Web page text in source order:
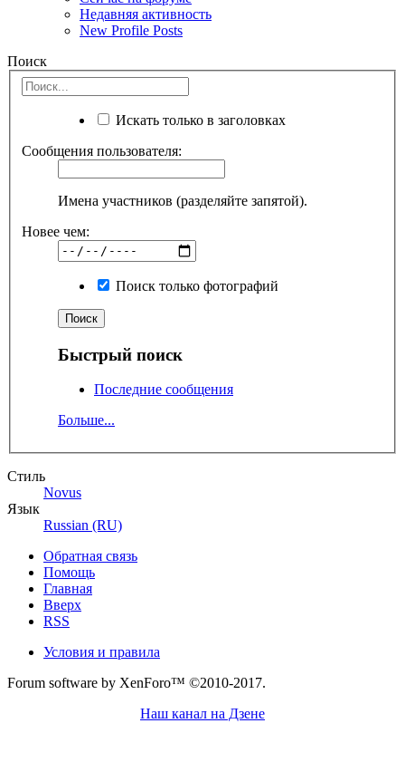
Недавняя активность
New Profile Posts
Поиск
Искать только в заголовках
Сообщения пользователя:
Имена участников (разделяйте запятой).
Новее чем:
Поиск только фотографий
Быстрый поиск
Последние сообщения
Больше...
Стиль
Novus
Язык
Russian (RU)
Обратная связь
Помощь
Главная
Вверх
RSS
Условия и правила
Forum software by XenForo™ ©2010-2017.
Наш канал на Дзене